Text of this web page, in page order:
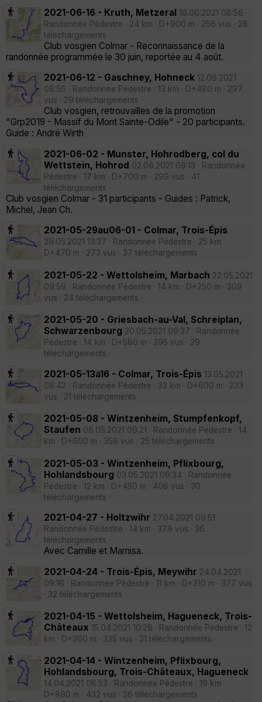
2021-06-16 - Kruth, Metzeral 16.06.2021 08:56 ·
Randonnée Pédestre · 24 km · D+900 m · 256 vus · 28
téléchargements ·
Club vosgien Colmar - Reconnaissance de la
randonnée programmée le 30 juin, reportée au 4 août.
2021-06-12 - Gaschney, Hohneck 12.06.2021
08:56 · Randonnée Pédestre · 13 km · D+480 m · 297
vus · 29 téléchargements ·
Club vosgien, retrouvailles de la promotion
"Grp2019 - Massif du Mont Sainte-Odile" - 20 participants.
Guide : André Wirth
2021-06-02 - Munster, Hohrodberg, col du
Wettstein, Hohrod 02.06.2021 09:13 · Randonnée
Pédestre · 17 km · D+700 m · 299 vus · 41
téléchargements ·
Club vosgien Colmar - 31 participants - Guides : Patrick,
Michel, Jean Ch.
2021-05-29au06-01 - Colmar, Trois-Épis
29.05.2021 13:37 · Randonnée Pédestre · 25 km ·
D+470 m · 273 vus · 37 téléchargements ·
2021-05-22 - Wettolsheim, Marbach 22.05.2021
09:59 · Randonnée Pédestre · 14 km · D+250 m · 309
vus · 24 téléchargements ·
2021-05-20 - Griesbach-au-Val, Schreiplan,
Schwarzenbourg 20.05.2021 09:37 · Randonnée
Pédestre · 14 km · D+580 m · 395 vus · 29
téléchargements ·
2021-05-13à16 - Colmar, Trois-Épis 13.05.2021
08:42 · Randonnée Pédestre · 32 km · D+600 m · 233
vus · 21 téléchargements ·
2021-05-08 - Wintzenheim, Stumpfenkopf,
Staufen 08.05.2021 09:21 · Randonnée Pédestre · 14
km · D+600 m · 356 vus · 25 téléchargements ·
2021-05-03 - Wintzenheim, Pflixbourg,
Hohlandsbourg 03.05.2021 09:34 · Randonnée
Pédestre · 12 km · D+450 m · 408 vus · 30
téléchargements ·
2021-04-27 - Holtzwihr 27.04.2021 09:51 ·
Randonnée Pédestre · 14 km · 376 vus · 36
téléchargements ·
Avec Camille et Mamisa.
2021-04-24 - Trois-Épis, Meywihr 24.04.2021
09:16 · Randonnée Pédestre · 11 km · D+310 m · 377 vus
· 32 téléchargements ·
2021-04-15 - Wettolsheim, Hagueneck, Trois-
Châteaux 15.04.2021 10:28 · Randonnée Pédestre · 12
km · D+360 m · 335 vus · 31 téléchargements ·
2021-04-14 - Wintzenheim, Pflixbourg,
Hohlandsbourg, Trois-Châteaux, Hagueneck
14.04.2021 08:53 · Randonnée Pédestre · 19 km ·
D+890 m · 432 vus · 36 téléchargements ·